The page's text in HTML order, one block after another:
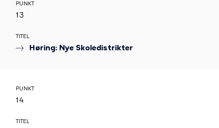
PUNKT
13
TITEL
Høring: Nye Skoledistrikter
PUNKT
14
TITEL